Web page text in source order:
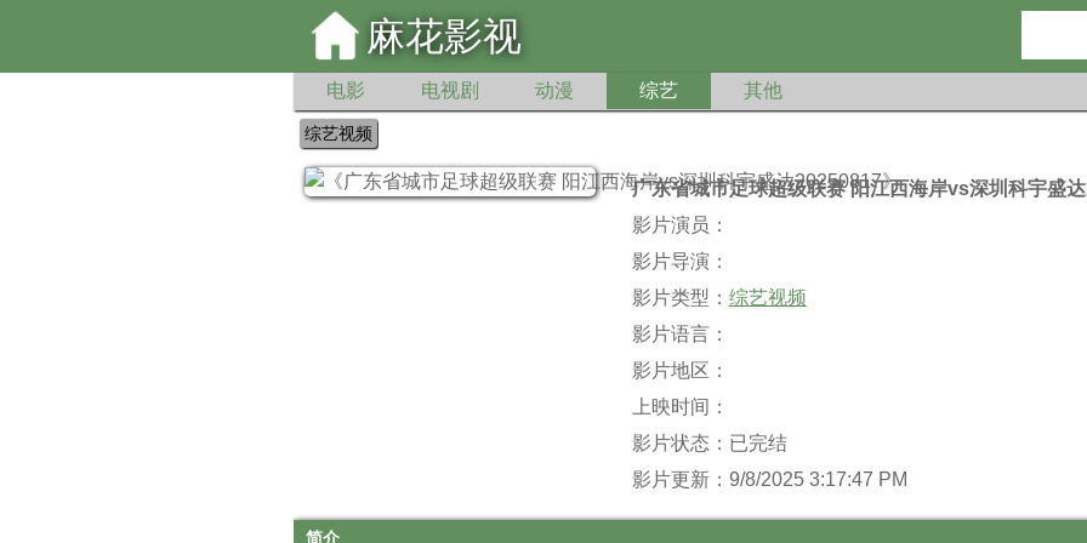
麻花影视
电影 电视剧 动漫 综艺 其他
综艺视频
广东省城市足球超级联赛 阳江西海岸vs深圳科宇盛
影片演员：
影片导演：
影片类型： 综艺视频
影片语言：
影片地区：
上映时间：
影片状态：已完结
影片更新：9/8/2025 3:17:47 PM
简介